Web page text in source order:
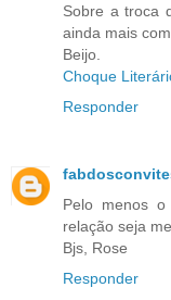
Sobre a troca
ainda mais
Beijo.
Choque
Responder
Pelo menos
relação seja
Bjs, Rose
Responder